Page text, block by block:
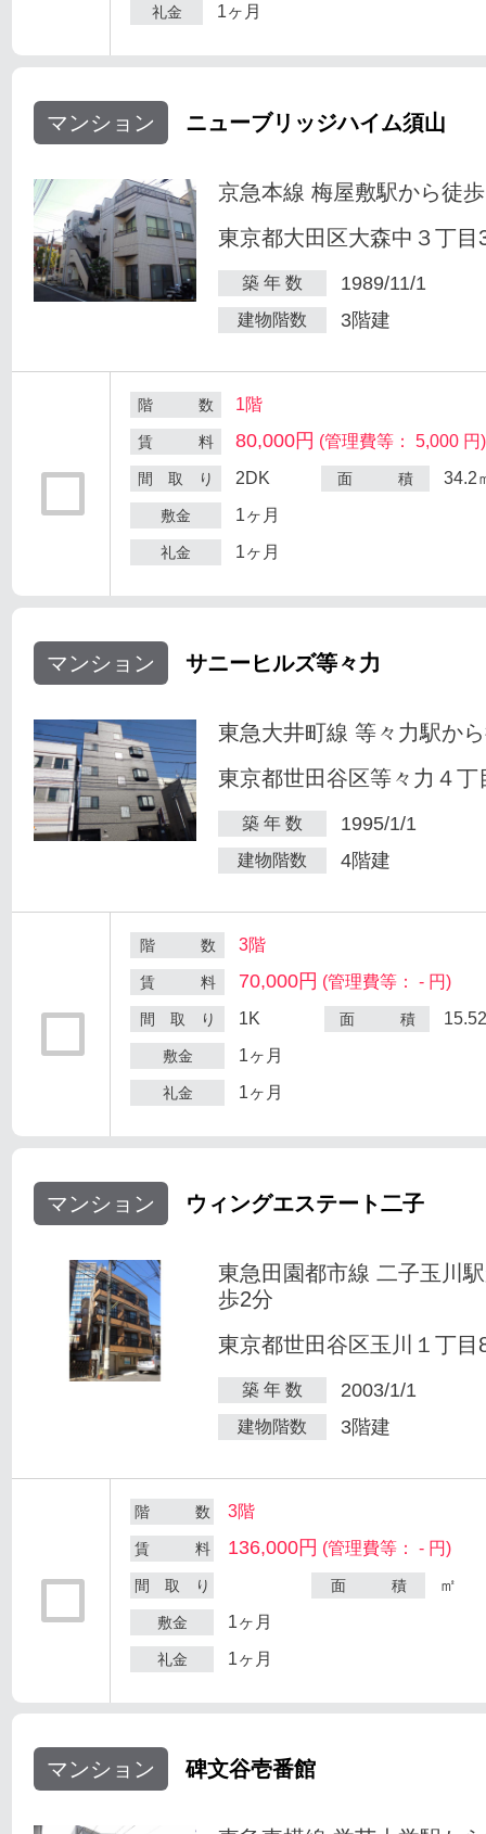
礼金 1ヶ月
マンション ニューブリッジハイム須山
京急本線 梅屋敷駅から徒
東京都大田区大森中３丁目
築 年 数 1989/11/1
建物階数 3階建
階 数 1階
賃 料 80,000円 (管理費等： 5,000 円)
間 取 り 2DK 面 積 34.2
敷金 1ヶ月
礼金 1ヶ月
マンション サニーヒルズ等々力
東急大井町線 等々力駅か
東京都世田谷区等々力４丁
築 年 数 1995/1/1
建物階数 4階建
階 数 3階
賃 料 70,000円 (管理費等： - 円)
間 取 り 1K 面 積
敷金 1ヶ月
礼金 1ヶ月
マンション ウィングエステート二子
東急田園都市線 二子玉川
歩2分
東京都世田谷区玉川１丁目
築 年 数 2003/1/1
建物階数 3階建
階 数 3階
賃 料 136,000円 (管理費等： - 円)
間 取 り 面 積 ㎡
敷金 1ヶ月
礼金 1ヶ月
マンション 碑文谷壱番館